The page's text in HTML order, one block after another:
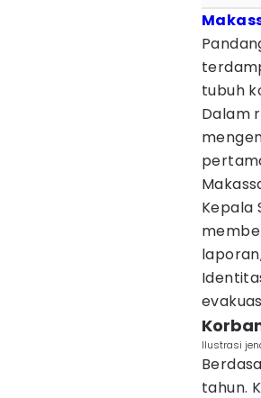
tubuh
Dalam
Kepala
Ilustrasi
tahun.